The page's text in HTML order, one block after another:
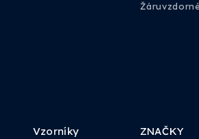
Vzorníky ZNAČKY